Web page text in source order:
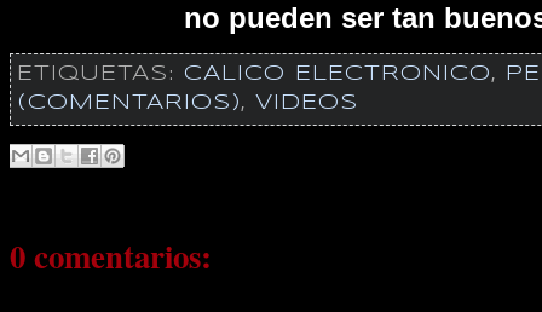
no pueden ser tan
ETIQUETAS: CALICO ELECTRONICO,
(COMENTARIOS), VIDEOS
0 comentarios: